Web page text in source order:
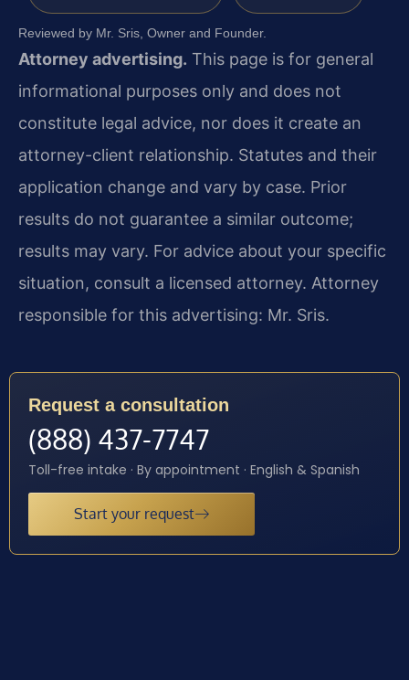
Reviewed by Mr. Sris, Owner and Founder.
Attorney advertising. This page is for general
informational purposes only and does not
constitute legal advice, nor does it create an
attorney-client relationship. Statutes and their
application change and vary by case. Prior
results do not guarantee a similar outcome;
results may vary. For advice about your specific
situation, consult a licensed attorney. Attorney
responsible for this advertising: Mr. Sris.
Request a consultation
(888) 437-7747
Toll-free intake · By appointment · English & Spanish
Start your request